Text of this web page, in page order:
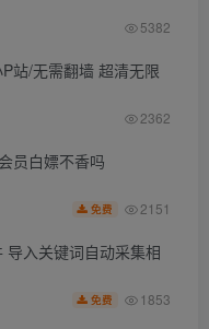
5382
站/无需翻墙 超清无限
2362
员白嫖不香吗
免费 2151
导入关键词自动采集相
免费 1853